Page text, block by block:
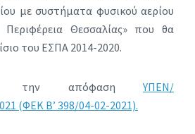
με συστήματα φυσικού αερίου
Περιφέρεια Θεσσαλίας» που θα
του ΕΣΠΑ 2014-2020.
την απόφασηΥΠΕΝ/
(ΦΕΚ Β’ 398/04-02-2021).